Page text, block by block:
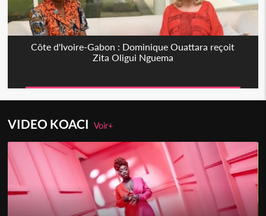
Côte d'Ivoire-Gabon : Dominique Ouattara reçoit
Zita Oligui Nguema
VIDEO KOACIVoir+